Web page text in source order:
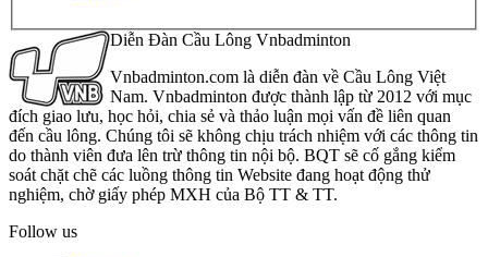
Diễn Đàn Cầu Lông Vnbadminton
Vnbadminton.com là diễn đàn về Cầu Lông Việt
Nam. Vnbadminton được thành lập từ 2012 với mục
đích giao lưu, học hỏi, chia sẻ và thảo luận mọi vấn đề liên quan
đến cầu lông. Chúng tôi sẽ không chịu trách nhiệm với các thông tin
do thành viên đưa lên trừ thông tin nội bộ. BQT sẽ cố gắng kiểm
soát chặt chẽ các luồng thông tin Website đang hoạt động thử
nghiệm, chờ giấy phép MXH của Bộ TT & TT.
Follow us